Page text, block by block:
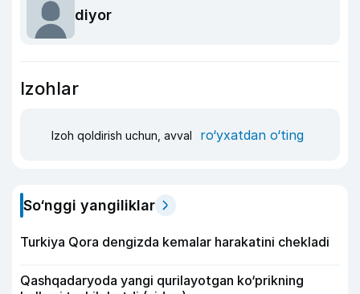
diyor
Izohlar
Izoh qoldirish uchun, avval ro‘yxatdan o‘ting
So‘nggi yangiliklar
Turkiya Qora dengizda kemalar harakatini chekladi
Qashqadaryoda yangi qurilayotgan ko‘prikning